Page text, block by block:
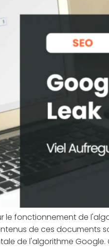
le fonctionnement de
de ces documents
de l'algorithme